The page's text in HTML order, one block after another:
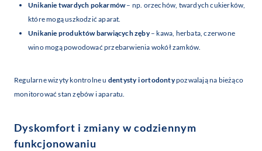
Unikanie twardych pokarmów– np. orzechów, twardych cukierków,
które mogą uszkodzić aparat.
Unikanie produktów barwiących zęby– kawa, herbata, czerwone
wino mogą powodować przebarwienia wokół zamków.
Regularne wizyty kontrolne u dentysty i ortodontypozwalają na bieżąco
monitorować stan zębów i aparatu.
Dyskomfort i zmiany w codziennym
funkcjonowaniu